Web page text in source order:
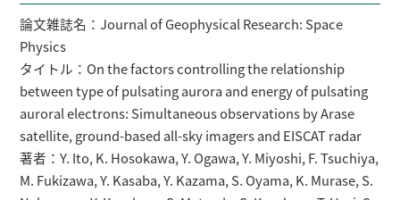
論文雑誌名：Journal of Geophysical Research: Space
Physics
タイトル：On the factors controlling the relationship
between type of pulsating aurora and energy of pulsating
auroral electrons: Simultaneous observations by Arase
satellite, ground-based all-sky imagers and EISCAT radar
著者：Y. Ito, K. Hosokawa, Y. Ogawa, Y. Miyoshi, F. Tsuchiya,
M. Fukizawa, Y. Kasaba, Y. Kazama, S. Oyama, K. Murase, S.